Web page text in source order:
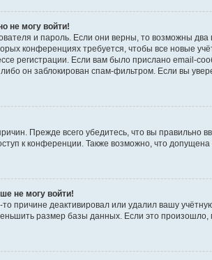
не могу войти!
и пароль. Если они верны, то возможны
конференциях требуется, чтобы все новые
регистрации. Если вам было прислано email-
он заблокирован спам-фильтром. Если вы
Прежде всего убедитесь, что вы
к конференции. Также возможно, что
не могу войти!
причине деактивировал или удалил вашу
размер базы данных. Если это произошло,